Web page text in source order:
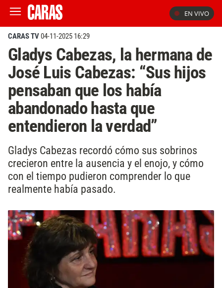
EN VIVO
CARAS TV04-11-2025 16:29
Gladys Cabezas, la hermana de
José Luis Cabezas: “Sus hijos
pensaban que los había
abandonado hasta que
entendieron la verdad”
Gladys Cabezas recordó cómo sus sobrinos
crecieron entre la ausencia y el enojo, y cómo
con el tiempo pudieron comprender lo que
realmente había pasado.